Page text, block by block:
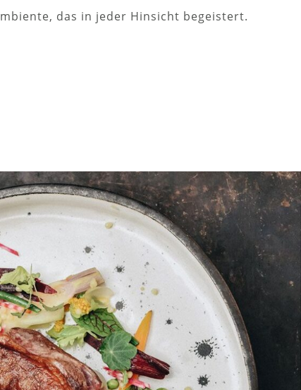
das in jeder Hinsicht begeistert.